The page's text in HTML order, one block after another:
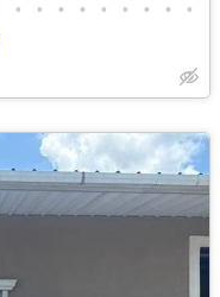
• • • • • • • • •